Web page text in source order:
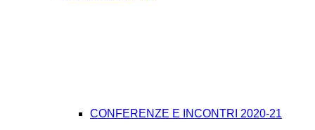
CONFERENZE E INCONTRI 2020-21